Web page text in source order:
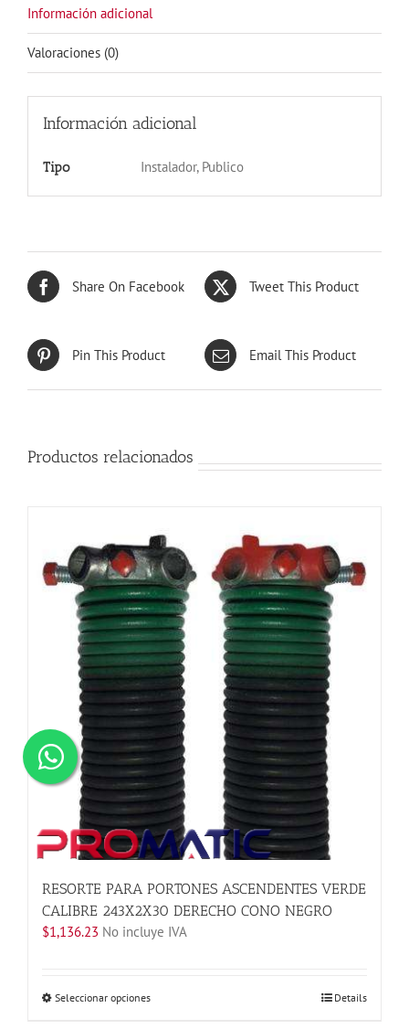
Información adicional
Valoraciones (0)
Información adicional
Tipo Instalador, Publico
Share On Facebook Tweet This Product
Pin This Product Email This Product
Productos relacionados
RESORTE PARA PORTONES ASCENDENTES VERDE
CALIBRE 243X2X30 DERECHO CONO NEGRO
$1,136.23 No incluye IVA
Seleccionar opcionesEste
Details